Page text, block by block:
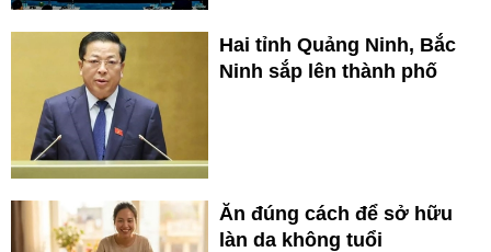
Hai tỉnh Quảng Ninh, Bắc
Ninh sắp lên thành phố
Ăn đúng cách để sở hữu
làn da không tuổi